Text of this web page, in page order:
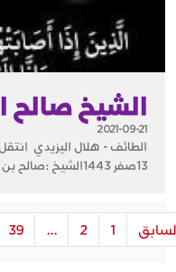
الشيخ صالح
2021-09-21
الطائف - هلال اليزيدي انتقل
13صفر 1443الشيخ :صالح بن هادي الأزوري وتمت الصلاة...
1
2
...
39